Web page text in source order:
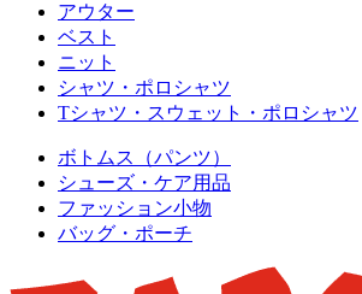
アウター
ベスト
ニット
シャツ・ポロシャツ
Tシャツ・スウェット・ポロシャツ
ボトムス（パンツ）
シューズ・ケア用品
ファッション小物
バッグ・ポーチ